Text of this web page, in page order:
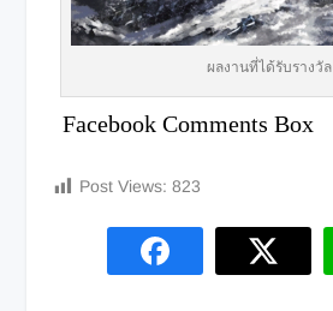
ผลงานที่ได้รับรางวัล
Facebook Comments Box
Post Views: 823